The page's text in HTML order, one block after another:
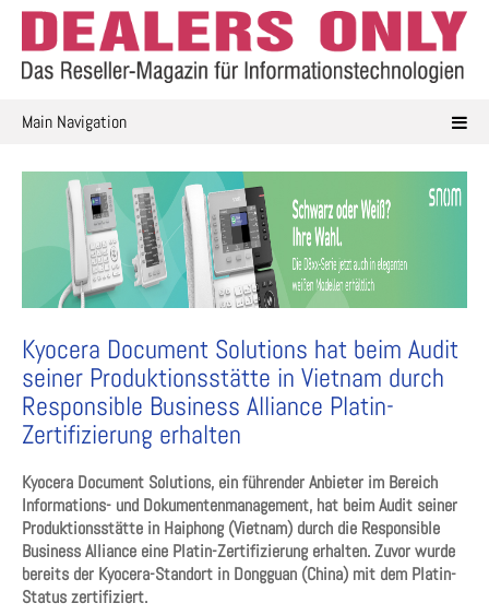
Skip
content
Main Navigation
Kyocera Document Solutions hat beim Audit
seiner Produktionsstätte in Vietnam durch
Responsible Business Alliance Platin-
Zertifizierung erhalten
Kyocera Document Solutions, ein führender Anbieter im Bereich
Informations- und Dokumentenmanagement, hat beim Audit seiner
Produktionsstätte in Haiphong (Vietnam) durch die Responsible
Business Alliance eine Platin-Zertifizierung erhalten. Zuvor wurde
bereits der Kyocera-Standort in Dongguan (China) mit dem Platin-
Status zertifiziert.